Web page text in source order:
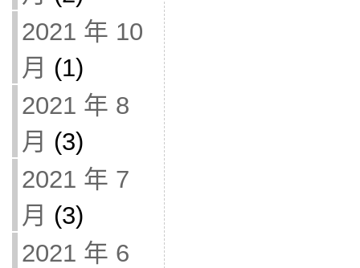
2021 年 10
月 (1)
2021 年 8
月 (3)
2021 年 7
月 (3)
2021 年 6